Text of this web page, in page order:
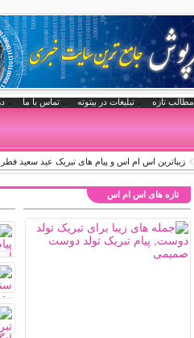
مطالب تازه تبلیغات در بیتوته تماس با ما
زیباترین اس ام اس و پیام های تبریک عید سعید فطر
تازه های اس ام اس